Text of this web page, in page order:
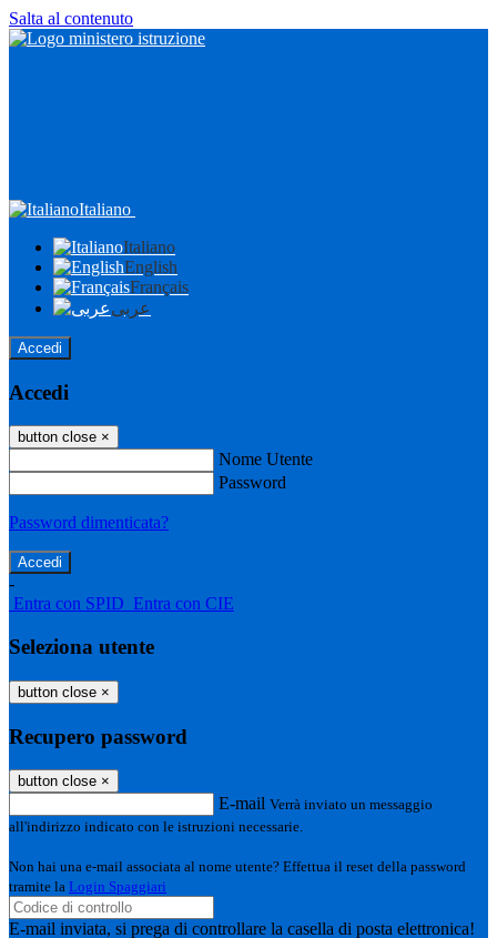
Salta al contenuto
Italiano
Italiano
English
Français
عربى
Accedi
Accedi
button close ×
Nome Utente
Password
Password dimenticata?
-
Entra con SPID Entra con CIE
Seleziona utente
button close ×
Recupero password
button close ×
E-mail Verrà inviato un messaggio
all'indirizzo indicato con le istruzioni necessarie.
Non hai una e-mail associata al nome utente? Effettua il reset della password
tramite la Login Spaggiari
E-mail inviata, si prega di controllare la casella di posta elettronica!